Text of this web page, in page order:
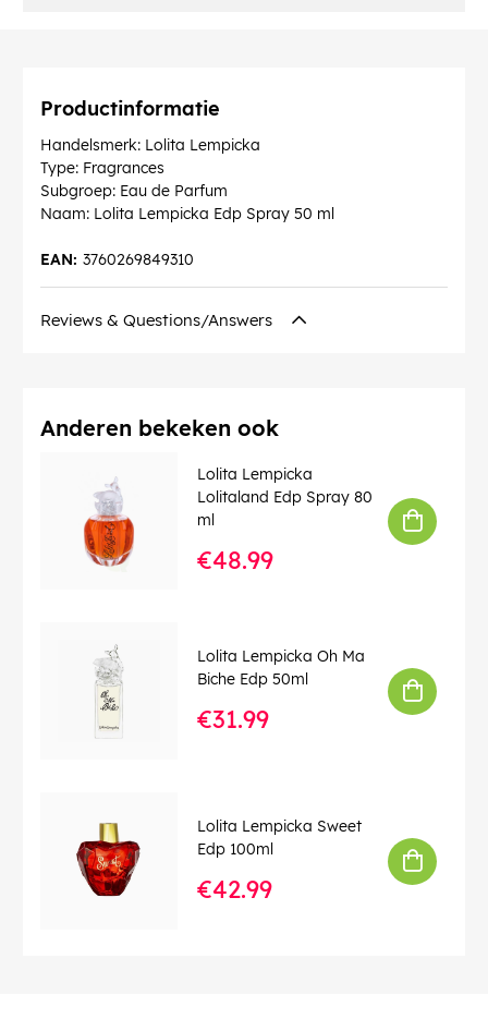
Productinformatie
Handelsmerk: Lolita Lempicka
Type: Fragrances
Subgroep: Eau de Parfum
Naam: Lolita Lempicka Edp Spray 50 ml
3760269849310
EAN:
Reviews & Questions/Answers
Anderen bekeken ook
Lolita Lempicka
Lolitaland Edp Spray 80
ml
€48.99
Lolita Lempicka Oh Ma
Biche Edp 50ml
€31.99
Lolita Lempicka Sweet
Edp 100ml
€42.99